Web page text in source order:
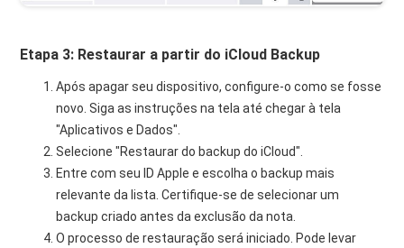
Etapa 3: Restaurar a partir do iCloud Backup
Após apagar seu dispositivo, configure-o como se fosse
novo. Siga as instruções na tela até chegar à tela
"Aplicativos e Dados".
Selecione "Restaurar do backup do iCloud".
Entre com seu ID Apple e escolha o backup mais
relevante da lista. Certifique-se de selecionar um
backup criado antes da exclusão da nota.
O processo de restauração será iniciado. Pode levar